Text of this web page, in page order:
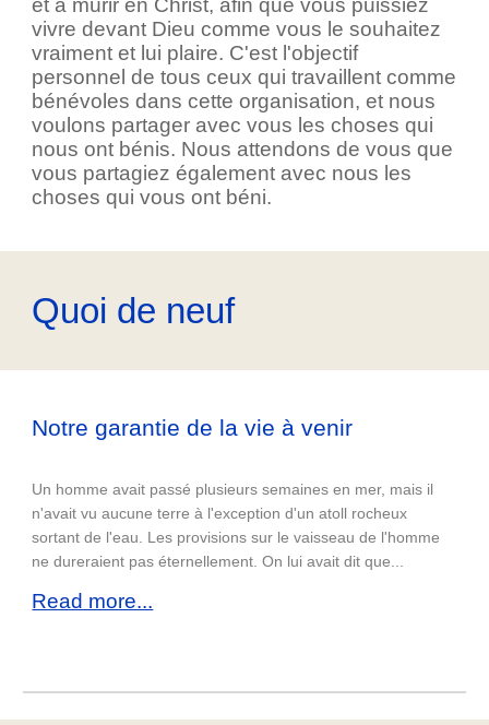
et à mûrir en Christ, afin que vous puissiez
vivre devant Dieu comme vous le souhaitez
vraiment et lui plaire. C'est l'objectif
personnel de tous ceux qui travaillent comme
bénévoles dans cette organisation, et nous
voulons partager avec vous les choses qui
nous ont bénis. Nous attendons de vous que
vous partagiez également avec nous les
choses qui vous ont béni.
Quoi de neuf
Notre garantie de la vie à venir
Un homme avait passé plusieurs semaines en mer, mais il
n'avait vu aucune terre à l'exception d'un atoll rocheux
sortant de l'eau. Les provisions sur le vaisseau de l'homme
ne dureraient pas éternellement. On lui avait dit que...
Read more...